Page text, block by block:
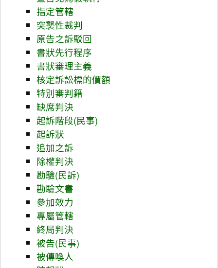
指定管轄
突襲性裁判
原告之訴駁回
書狀先行程序
書狀審理主義
核定訴訟標的價額
特別審判籍
缺席判決
起訴階段(民事)
起訴狀
追加之訴
除權判決
勘驗(民訴)
勘驗文書
參加效力
專屬管轄
終局判決
被告(民事)
被傳喚人